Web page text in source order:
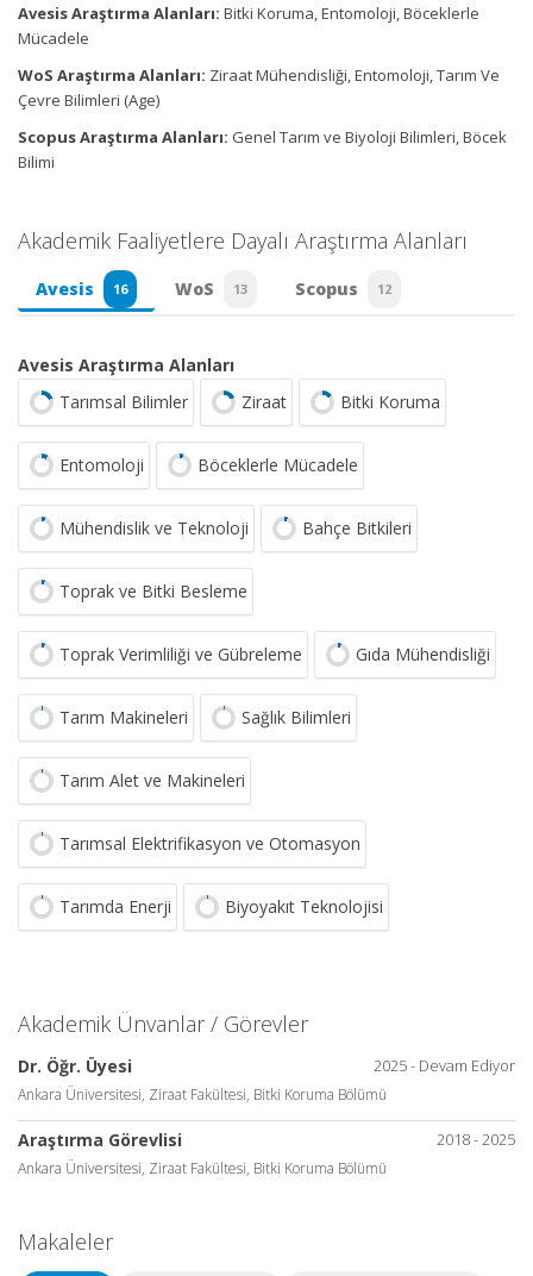
Avesis Araştırma Alanları: Bitki Koruma, Entomoloji, Böceklerle
Mücadele
WoS Araştırma Alanları: Ziraat Mühendisliği, Entomoloji, Tarım Ve
Çevre Bilimleri (Age)
Scopus Araştırma Alanları: Genel Tarım ve Biyoloji Bilimleri, Böcek
Bilimi
Akademik Faaliyetlere Dayalı Araştırma Alanları
Avesis 16 WoS 13 Scopus 12
Avesis Araştırma Alanları
Tarımsal Bilimler
Ziraat Bitki Koruma
Entomoloji Böceklerle Mücadele
Mühendislik ve Teknoloji Bahçe Bitkileri
Toprak ve Bitki Besleme
Toprak Verimliliği ve Gübreleme Gıda Mühendisliği
Tarım Makineleri Sağlık Bilimleri
Tarım Alet ve Makineleri
Tarımsal Elektrifikasyon ve Otomasyon
Tarımda Enerji Biyoyakıt Teknolojisi
Akademik Ünvanlar / Görevler
2025 - Devam Ediyor
Dr. Öğr. Üyesi
Ankara Üniversitesi, Ziraat Fakültesi, Bitki Koruma Bölümü
2018 - 2025
Araştırma Görevlisi
Ankara Üniversitesi, Ziraat Fakültesi, Bitki Koruma Bölümü
Makaleler